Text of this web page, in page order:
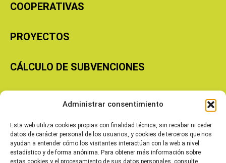
Administrar consentimiento
Esta web utiliza cookies propias con finalidad técnica, sin recabar ni ceder
datos de carácter personal de los usuarios, y cookies de terceros que nos
ayudan a entender cómo los visitantes interactúan con la web a nivel
estadístico y de forma anónima. Para obtener más información sobre
estas cookies y el procesamiento de sus datos personales, consulte
COOPERATIVAS
PROYECTOS
CÁLCULO DE SUBVENCIONES